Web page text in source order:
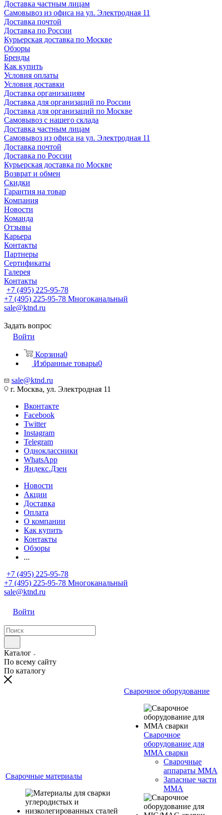
Доставка частным лицам
Самовывоз из офиса на ул. Электродная 11
Доставка почтой
Доставка по России
Курьерская доставка по Москве
Обзоры
Бренды
Как купить
Условия оплаты
Условия доставки
Доставка организациям
Доставка для организаций по России
Доставка для организаций по Москве
Самовывоз с нашего склада
Доставка частным лицам
Самовывоз из офиса на ул. Электродная 11
Доставка почтой
Доставка по России
Курьерская доставка по Москве
Возврат и обмен
Скидки
Гарантия на товар
Компания
Новости
Команда
Отзывы
Карьера
Контакты
Партнеры
Сертификаты
Галерея
Контакты
+7 (495) 225-95-78
+7 (495) 225-95-78 Многоканальный
sale@ktnd.ru
Задать вопрос
Войти
Корзина0
Избранные товары0
sale@ktnd.ru
г. Москва, ул. Электродная 11
Вконтакте
Facebook
Twitter
Instagram
Telegram
Одноклассники
WhatsApp
Яндекс.Дзен
Новости
Акции
Доставка
Оплата
О компании
Как купить
Контакты
Обзоры
...
+7 (495) 225-95-78
+7 (495) 225-95-78 Многоканальный
sale@ktnd.ru
Войти
Каталог
По всему сайту
По каталогу
Сварочные материалы
Сварочное оборудование
Сварочное
оборудование для
MMA сварки
Сварочные
аппараты MMA
Запасные части
MMA